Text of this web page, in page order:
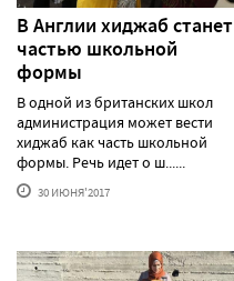
В Англии хиджаб станет
частью школьной
формы
В одной из британских школ
администрация может вести
хиджаб как часть школьной
формы. Речь идет о ш......
30 ИЮНЯ'2017